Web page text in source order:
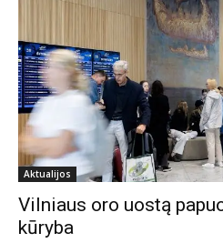
Aktualijos
Vilniaus oro uostą
kūryba